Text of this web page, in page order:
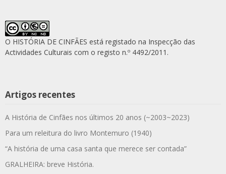
O HISTÓRIA DE CINFÃES está registado na Inspecção das
Actividades Culturais com o registo n.º 4492/2011.
Artigos recentes
A História de Cinfães nos últimos 20 anos (~2003~2023)
Para um releitura do livro Montemuro (1940)
“A história de uma casa santa que merece ser contada”
GRALHEIRA: breve História.